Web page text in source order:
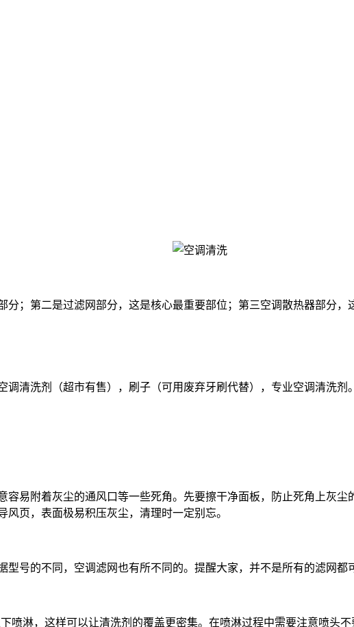
；第二是过滤网部分，这是核心最重要部位；第三空调散热器部分，
清洗剂（超市有售），刷子（可用废弃牙刷代替），专业空调清洗剂。
容易附着灰尘的通风口等一些死角。先要擦干净面板，防止死角上灰
页，表面极易积压灰尘，清理时一定别忘。
号的不同，空调滤网也有所不同的。提醒大家，并不是所有的滤网都
喷淋，这样可以让清洗剂的覆盖更密集。在喷淋过程中需要注意喷头